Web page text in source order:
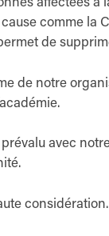
affectées à
comme la
de
de notre
avec
considération.